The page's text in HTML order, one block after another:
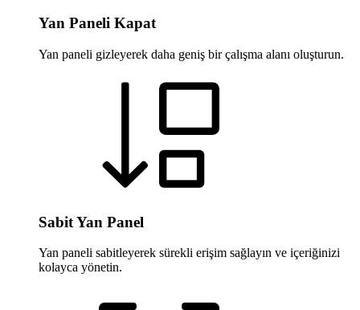
Yan Paneli Kapat
Yan paneli gizleyerek daha geniş bir çalışma alanı oluşturun.
Sabit Yan Panel
Yan paneli sabitleyerek sürekli erişim sağlayın ve içeriğinizi
kolayca yönetin.